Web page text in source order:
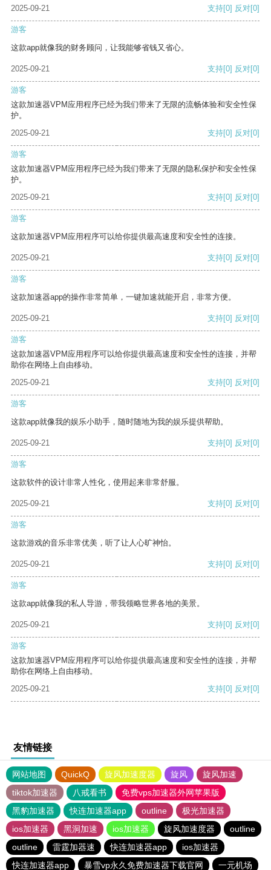
2025-09-21
支持[0] 反对[0]
游客
这款app就像我的财务顾问，让我能够省钱又省心。
2025-09-21 支持[0] 反对[0]
游客
这款加速器VPM应用程序已经为我们带来了无限的流畅体验和安全性保
护。
2025-09-21
支持[0] 反对[0]
游客
这款加速器VPM应用程序已经为我们带来了无限的隐私保护和安全性保
护。
2025-09-21
支持[0] 反对[0]
游客
这款加速器VPM应用程序可以给你提供最高速度和安全性的连接。
2025-09-21 支持[0] 反对[0]
游客
这款加速器app的操作非常简单，一键加速就能开启，非常方便。
2025-09-21 支持[0] 反对[0]
游客
这款加速器VPM应用程序可以给你提供最高速度和安全性的连接，并帮
助你在网络上自由移动。
2025-09-21
支持[0] 反对[0]
游客
这款app就像我的娱乐小助手，随时随地为我的娱乐提供帮助。
2025-09-21 支持[0] 反对[0]
游客
这款软件的设计非常人性化，使用起来非常舒服。
2025-09-21 支持[0] 反对[0]
游客
这款游戏的音乐非常优美，听了让人心旷神怡。
2025-09-21 支持[0] 反对[0]
游客
这款app就像我的私人导游，带我领略世界各地的美景。
2025-09-21 支持[0] 反对[0]
游客
这款加速器VPM应用程序可以给你提供最高速度和安全性的连接，并帮
助你在网络上自由移动。
2025-09-21
支持[0] 反对[0]
友情链接
网站地图 QuickQ 旋风加速度器 旋风
旋风加速
tiktok加速器
八戒看书
免费vps加速器外网苹果版
黑豹加速器
快连加速器app outline
极光加速器
ios加速器
黑洞加速 ios加速器 旋风加速度器
outline
outline
雷霆加器速 快连加速器app
ios加速器
快连加速器app
暴雪vp永久免费加速器下载官网 一元机场